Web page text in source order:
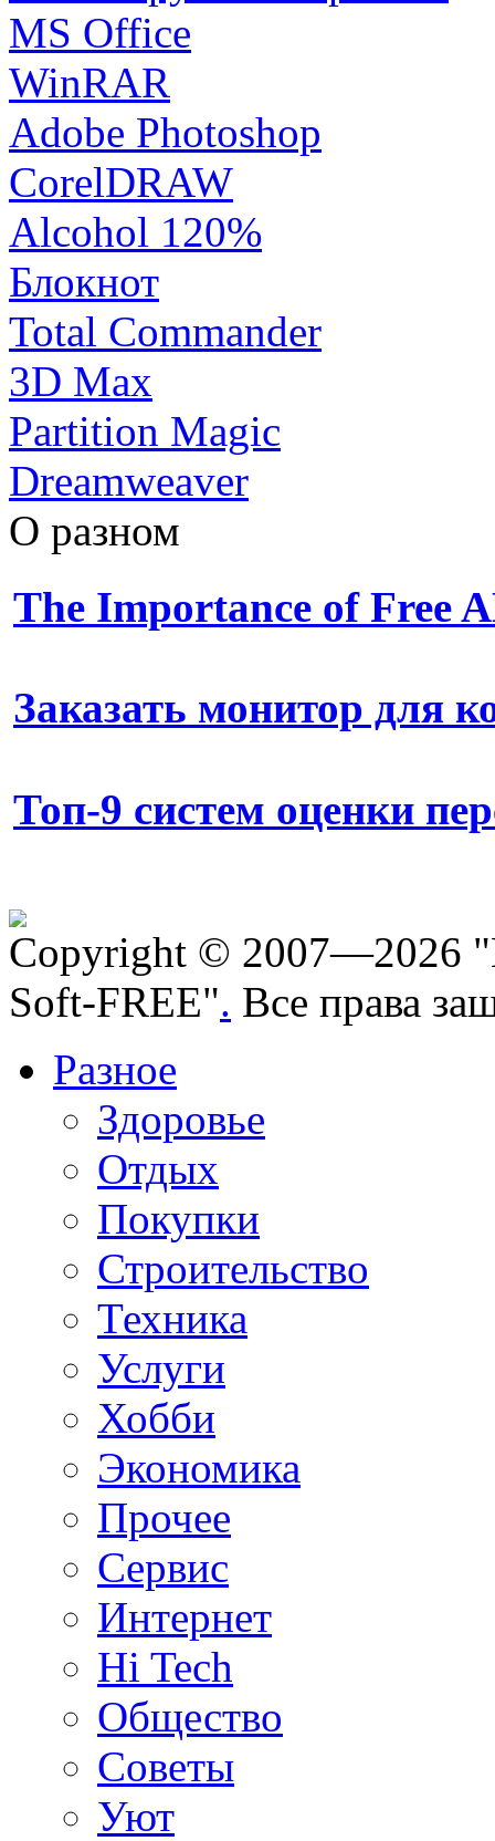
MS Office
WinRAR
Adobe Photoshop
CorelDRAW
Alcohol 120%
Блокнот
Total Commander
3D Max
Partition Magic
Dreamweaver
О разном
The Importance of Free
Заказать монитор для
Топ-9 систем оценки
Copyright © 2007—2026
Soft-FREE". Все права
Разное
Здоровье
Отдых
Покупки
Строительство
Техника
Услуги
Хобби
Экономика
Прочее
Сервис
Интернет
Hi Tech
Общество
Советы
Уют